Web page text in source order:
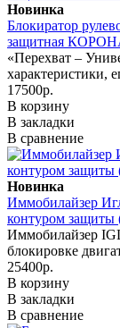
Новинка
Блокиратор
защитная
«Перехват –
характеристики,
17500р.
В корзину
В закладки
В сравнение
Новинка
Иммобилайзер
контуром защиты
Иммобилайзер
блокировке
25400р.
В корзину
В закладки
В сравнение